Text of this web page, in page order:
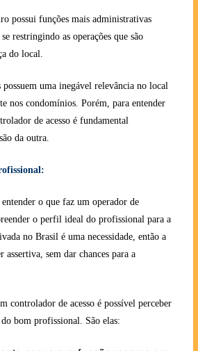
possui funções mais administrativas
restringindo as operações que são
do local.
uma inegável relevância no local
nos condomínios. Porém, para entender
de acesso é fundamental
da outra.
o que faz um operador de
o perfil ideal do profissional para a
no Brasil é uma necessidade, então a
assertiva, sem dar chances para a
controlador de acesso é possível perceber
bom profissional. São elas: